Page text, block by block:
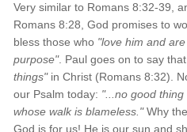
Very similar to Romans 8:32-39,
Romans 8:28, God promises to
bless those who "love him and
purpose". Paul goes on to say
things"in Christ (Romans 8:32).
our Psalm today: "...no good
whose walk is blameless."Why
God is for us! He is our sun and